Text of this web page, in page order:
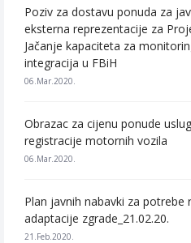
Poziv za dostavu ponuda za
eksterna reprezentacije za
Jačanje kapaciteta za
integracija u FBiH
06.Mar.2020.
Obrazac za cijenu ponude
registracije motornih vozila
06.Mar.2020.
Plan javnih nabavki za potrebe
adaptacije zgrade_21.02.20.
21.Feb.2020.